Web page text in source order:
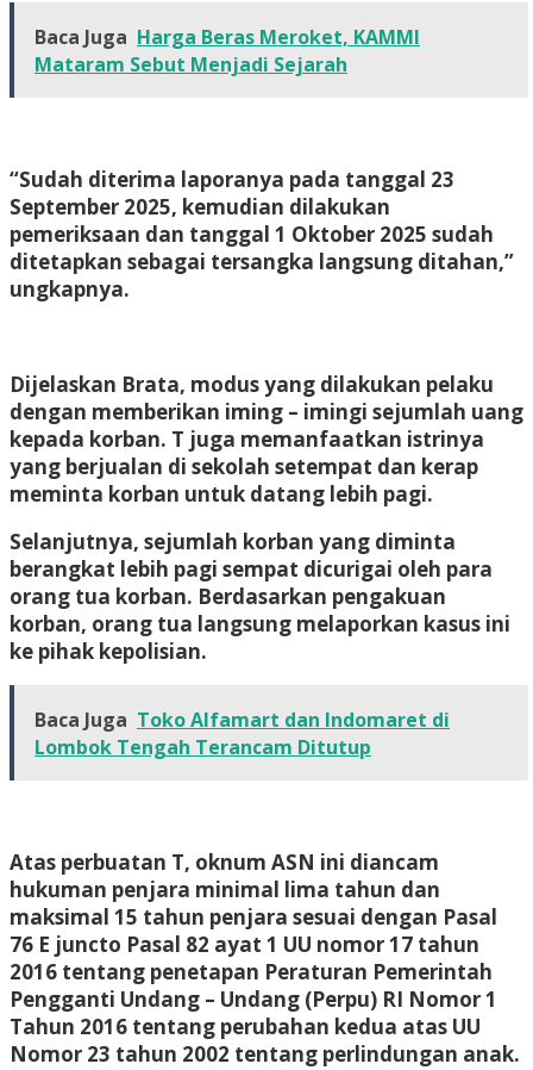
Baca Juga Harga Beras Meroket, KAMMI
Mataram Sebut Menjadi Sejarah
“Sudah diterima laporanya pada tanggal 23
September 2025, kemudian dilakukan
pemeriksaan dan tanggal 1 Oktober 2025 sudah
ditetapkan sebagai tersangka langsung ditahan,”
ungkapnya.
Dijelaskan Brata, modus yang dilakukan pelaku
dengan memberikan iming – imingi sejumlah uang
kepada korban. T juga memanfaatkan istrinya
yang berjualan di sekolah setempat dan kerap
meminta korban untuk datang lebih pagi.
Selanjutnya, sejumlah korban yang diminta
berangkat lebih pagi sempat dicurigai oleh para
orang tua korban. Berdasarkan pengakuan
korban, orang tua langsung melaporkan kasus ini
ke pihak kepolisian.
Baca Juga Toko Alfamart dan Indomaret di
Lombok Tengah Terancam Ditutup
Atas perbuatan T, oknum ASN ini diancam
hukuman penjara minimal lima tahun dan
maksimal 15 tahun penjara sesuai dengan Pasal
76 E juncto Pasal 82 ayat 1 UU nomor 17 tahun
2016 tentang penetapan Peraturan Pemerintah
Pengganti Undang – Undang (Perpu) RI Nomor 1
Tahun 2016 tentang perubahan kedua atas UU
Nomor 23 tahun 2002 tentang perlindungan anak.